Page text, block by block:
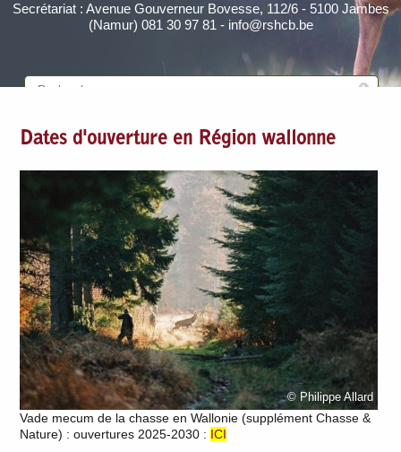
Secrétariat : Avenue Gouverneur Bovesse, 112/6 - 5100 Jambes
(Namur) 081 30 97 81 - info@rshcb.be
Dates d'ouverture en Région wallonne
© Philippe Allard
Vade mecum de la chasse en Wallonie (supplément Chasse &
Nature) : ouvertures 2025-2030 : ICI